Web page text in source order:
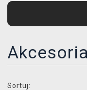
TRANSPORT
XZONE KLUB
Sortuj: